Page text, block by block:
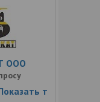
ООО
т